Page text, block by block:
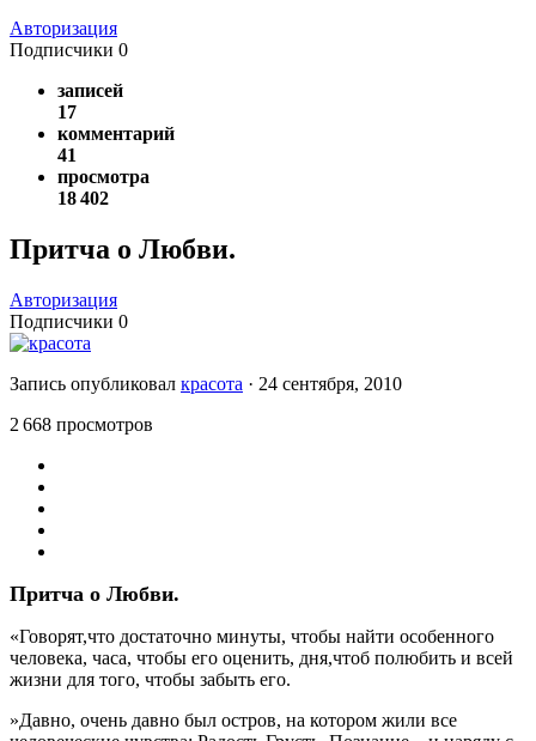
Авторизация
Подписчики 0
записей
17
комментарий
41
просмотра
18 402
Притча о Любви.
Авторизация
Подписчики 0
Запись опубликовал красота · 24 сентября, 2010
2 668 просмотров
Притча о Любви.
«Говорят,что достаточно минуты, чтобы найти особенного
человека, часа, чтобы его оценить, дня,чтоб полюбить и всей
жизни для того, чтобы забыть его.
»Давно, очень давно был остров, на котором жили все